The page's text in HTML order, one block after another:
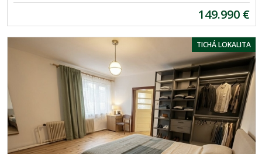
149.990 €
TICHÁ LOKALITA